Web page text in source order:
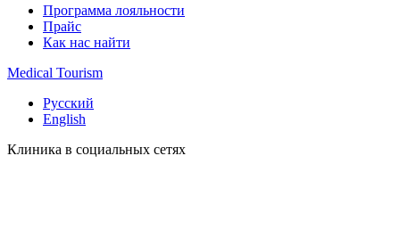
Программа лояльности
Прайс
Как нас найти
Medical Tourism
Русский
English
Клиника в социальных сетях